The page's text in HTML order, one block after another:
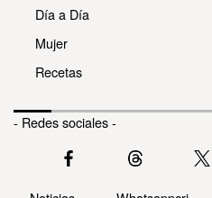
Día a Día
Mujer
Recetas
- Redes sociales -